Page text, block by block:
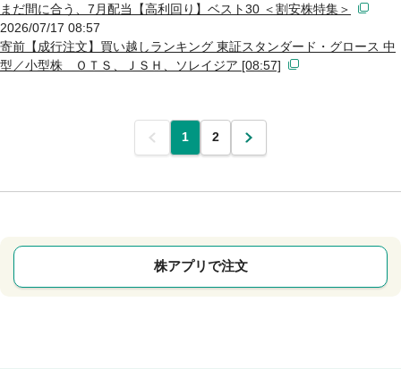
まだ間に合う、7月配当【高利回り】ベスト30 ＜割安株特集＞
2026/07/17 08:57
寄前【成行注文】買い越しランキング 東証スタンダード・グロース 中
型／小型株 ＯＴＳ、ＪＳＨ、ソレイジア [08:57]
前 1 2 次
株アプリで注文